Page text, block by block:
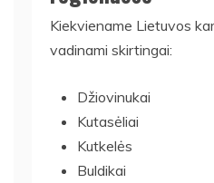
Kiekviename Lietuvos
vadinami skirtingai:
Džiovinukai
Kutasėliai
Kutkelės
Buldikai